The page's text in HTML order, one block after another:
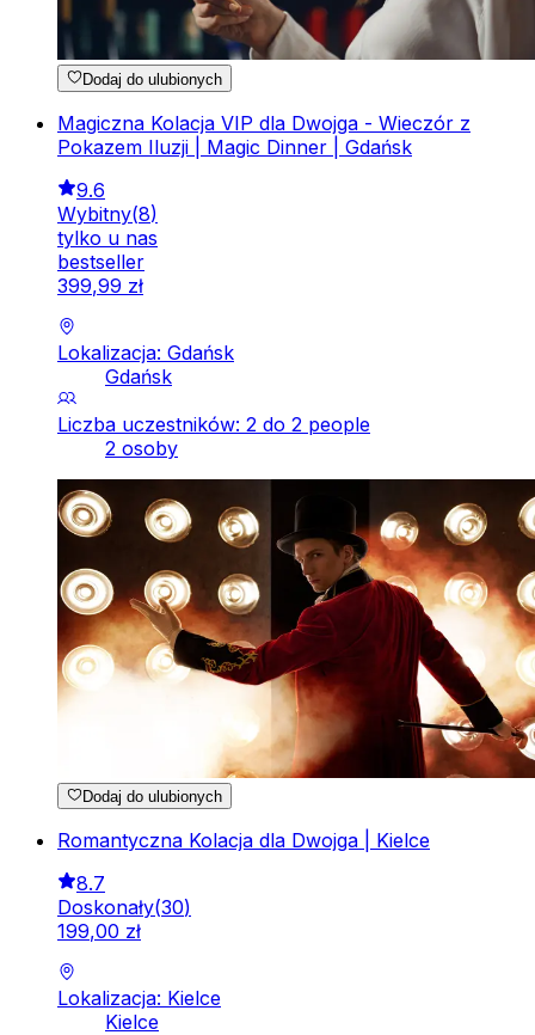
Dodaj do ulubionych
Magiczna Kolacja VIP dla Dwojga - Wieczór z
Pokazem Iluzji | Magic Dinner | Gdańsk
9.6
Wybitny(8)
tylko u nas
bestseller
399,99 zł
Lokalizacja: Gdańsk
Gdańsk
Liczba uczestników: 2 do 2 people
2 osoby
Dodaj do ulubionych
Romantyczna Kolacja dla Dwojga | Kielce
8.7
Doskonały(30)
199,00 zł
Lokalizacja: Kielce
Kielce